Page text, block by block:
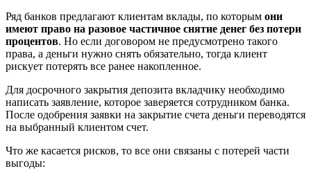
Ряд банков предлагают клиентам вклады, по которым они
имеют право на разовое частичное снятие денег без потери
процентов. Но если договором не предусмотрено такого
права, а деньги нужно снять обязательно, тогда клиент
рискует потерять все ранее накопленное.
Для досрочного закрытия депозита вкладчику необходимо
написать заявление, которое заверяется сотрудником банка.
После одобрения заявки на закрытие счета деньги переводятся
на выбранный клиентом счет.
Что же касается рисков, то все они связаны с потерей части
выгоды: